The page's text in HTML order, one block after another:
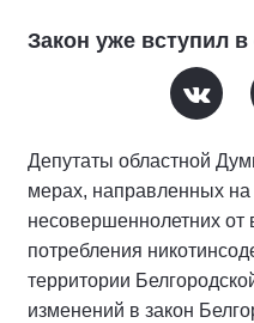
Закон уже вступил в
Депутаты областной
мерах, направленных на
несовершеннолетних от
потребления
территории
изменений в закон